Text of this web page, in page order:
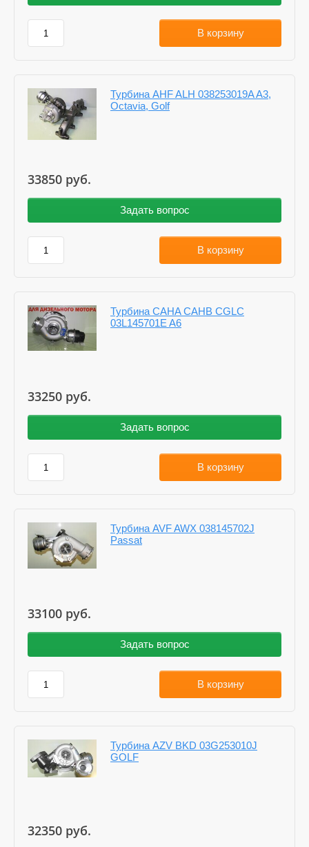
В корзину
Турбина AHF ALH 038253019A A3,
Octavia, Golf
33850 руб.
Задать вопрос
В корзину
Турбина CAHA CAHB CGLC
03L145701E A6
33250 руб.
Задать вопрос
В корзину
Турбина AVF AWX 038145702J
Passat
33100 руб.
Задать вопрос
В корзину
Турбина AZV BKD 03G253010J
GOLF
32350 руб.